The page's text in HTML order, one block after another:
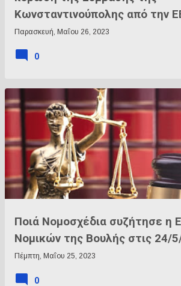
Κωνσταντινούπολης από την
Παρασκευή, Μαΐου 26, 2023
0
Ποιά Νομοσχέδια συζήτησε η
Νομικών της Βουλής στις 24/
Πέμπτη, Μαΐου 25, 2023
0